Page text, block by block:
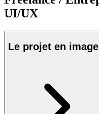
UI/UX
Le projet en image